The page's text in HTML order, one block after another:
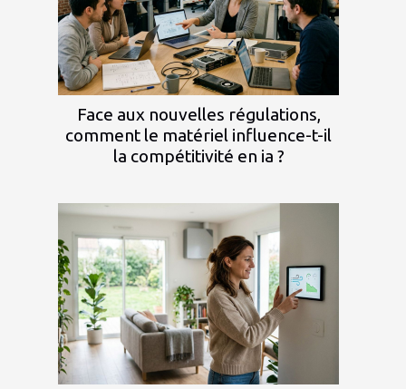
Face aux nouvelles régulations,
comment le matériel influence-t-il
la compétitivité en ia ?